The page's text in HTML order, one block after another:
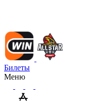
Билеты
Меню